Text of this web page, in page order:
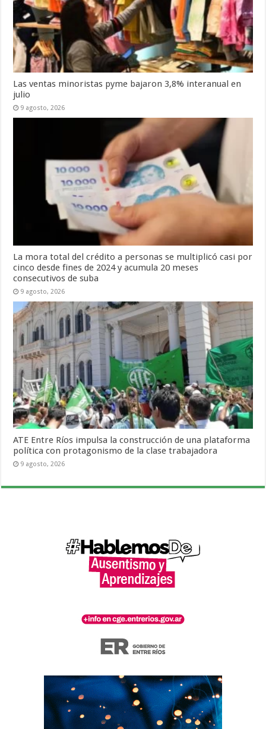
Las ventas minoristas pyme bajaron 3,8% interanual en
julio
9 agosto, 2026
La mora total del crédito a personas se multiplicó casi por
cinco desde fines de 2024 y acumula 20 meses
consecutivos de suba
9 agosto, 2026
ATE Entre Ríos impulsa la construcción de una plataforma
política con protagonismo de la clase trabajadora
9 agosto, 2026